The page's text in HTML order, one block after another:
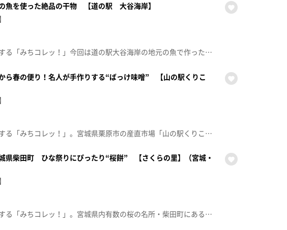
魚を使った絶品の干物 【道の駅 大谷海岸】
産地直送のおすすめ商品を紹介する「みちコレッ！」今回は道の駅大谷海岸の地元の魚で作った絶品干物をご紹介。「ふわっ」と食感が魅力の名物商品です。【2026年4月14日放送】
ら春の便り！名人が手作りする“ばっけ味噌” 【山の駅くりこ
産地直送のおすすめ商品を紹介する「みちコレッ！」。宮城県栗原市の産直市場「山の駅くりこま」から雪解けとともに芽吹くふきのとうを使った春の味「ばっけ味噌」を紹介。地元で知る人ぞ知る手作り名人が登場します。この時期を待ちわびるファンも多いというおいしさの秘密とは？【放送局】東日本放送【放送日】2026年3月24日(火)
城県柴田町 ひな祭りにぴったり“桜餅” 【さくらの里】（宮城・
産地直送のおすすめ商品を紹介する「みちコレッ！」。宮城県内有数の桜の名所・柴田町にある「さくらの里」から一足早い春の訪れを告げる季節限定の和菓子「桜餅」を紹介します。創業100年以上の老舗和菓子屋さんが作る極上の桜餅。ひな祭りにもぴったり、そのおいしさの秘密に迫ります。【放送局】東日本放送【放送日】2026年3月3日(火)